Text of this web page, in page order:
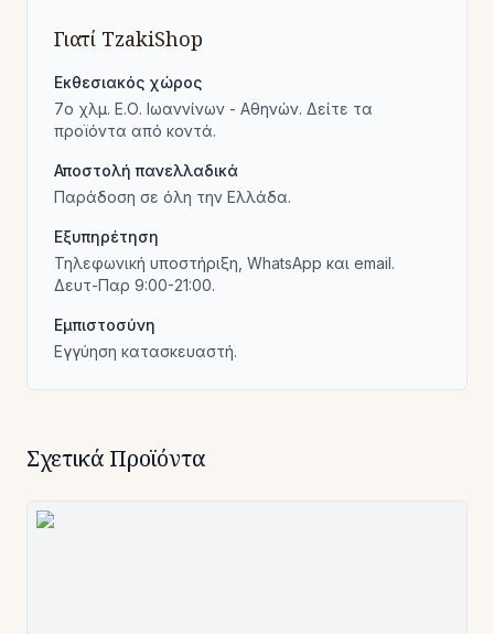
Γιατί TzakiShop
Εκθεσιακός χώρος
7ο χλμ. Ε.Ο. Ιωαννίνων - Αθηνών. Δείτε τα
προϊόντα από κοντά.
Αποστολή πανελλαδικά
Παράδοση σε όλη την Ελλάδα.
Εξυπηρέτηση
Τηλεφωνική υποστήριξη, WhatsApp και email.
Δευτ-Παρ 9:00-21:00.
Εμπιστοσύνη
Εγγύηση κατασκευαστή.
Σχετικά Προϊόντα